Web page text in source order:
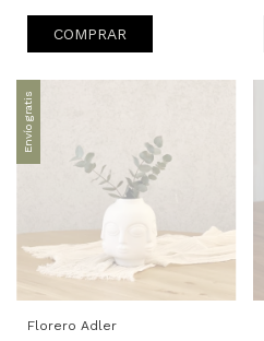
COMPRAR
Envío gratis
Florero Adler